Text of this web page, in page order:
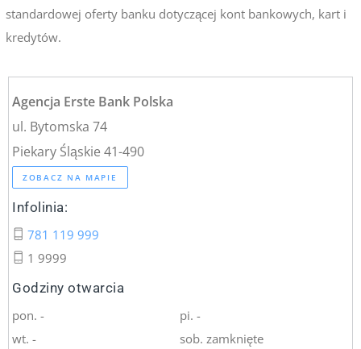
standardowej oferty banku dotyczącej kont bankowych, kart i
kredytów.
Agencja Erste Bank Polska
ul. Bytomska 74
Piekary Śląskie 41-490
ZOBACZ NA MAPIE
Infolinia:
781 119 999
1 9999
Godziny otwarcia
pon. -
wt. -
pi. -
sob. zamknięte